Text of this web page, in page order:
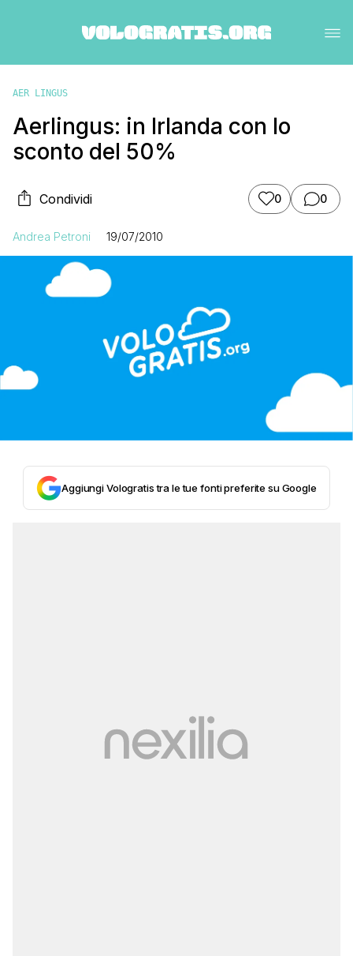
AER LINGUS
Aerlingus: in Irlanda con lo
sconto del 50%
Condividi 0 0
Andrea Petroni 19/07/2010
Aggiungi Vologratis tra le tue fonti preferite su Google